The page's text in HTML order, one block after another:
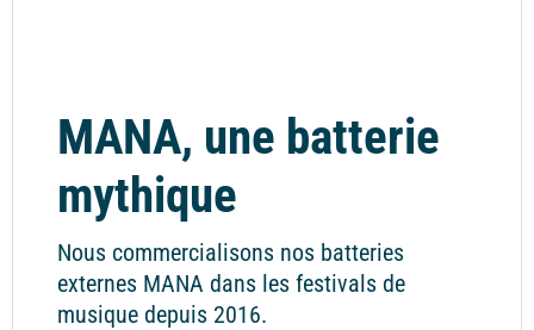
MANA, une batterie
mythique
Nous commercialisons nos batteries
externes MANA dans les festivals de
musique depuis 2016.